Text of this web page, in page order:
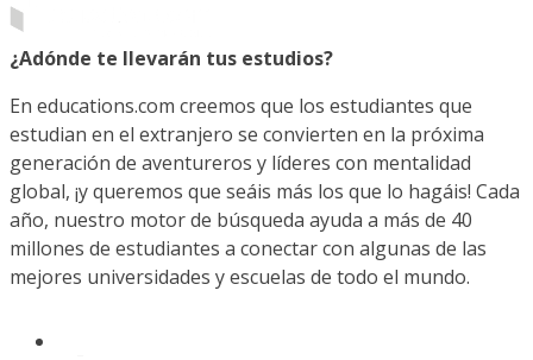
¿Adónde te llevarán tus estudios?
En educations.com creemos que los estudiantes que
estudian en el extranjero se convierten en la próxima
generación de aventureros y líderes con mentalidad
global, ¡y queremos que seáis más los que lo hagáis! Cada
año, nuestro motor de búsqueda ayuda a más de 40
millones de estudiantes a conectar con algunas de las
mejores universidades y escuelas de todo el mundo.